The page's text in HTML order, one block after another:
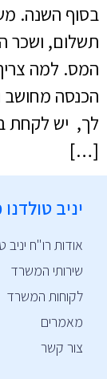
בסוף השנה.
תשלום, ושכר
המס. למה
הכנסה מחושב
לך, יש לקחת
[…]
יניב
אודות רו"ח יניב
שירותי המשרד
לקוחות המשרד
מאמרים
צור קשר